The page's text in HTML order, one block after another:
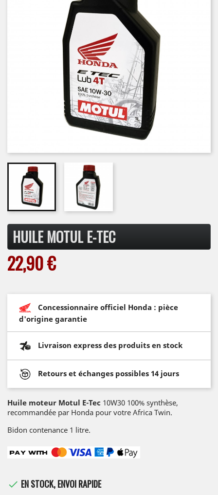
HUILE MOTUL E-TEC
22,90 €
Concessionnaire officiel Honda : pièce
d'origine garantie
Livraison express des produits en stock
Retours et échanges possibles 14 jours
Huile moteur Motul E-Tec 10W30 100% synthèse,
recommandée par Honda pour votre Africa Twin.
Bidon contenance 1 litre.
 EN STOCK, ENVOI RAPIDE